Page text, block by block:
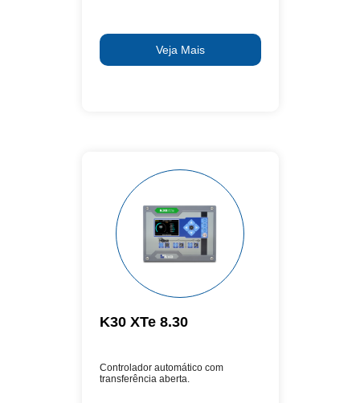
Veja Mais
K30 XTe 8.30
Controlador automático com
transferência aberta.